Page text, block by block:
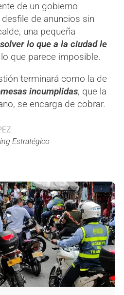
de un gobierno
de anuncios sin
una pequeña
lo que a la ciudad le
que parece imposible.
terminará como la de
incumplidas, que la
se encarga de cobrar.
Estratégico